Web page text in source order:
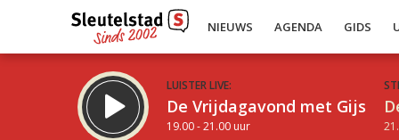
NIEUWS AGENDA GIDS
LUISTER LIVE:
De Vrijdagavond met Gijs
19.00 - 21.00 uur